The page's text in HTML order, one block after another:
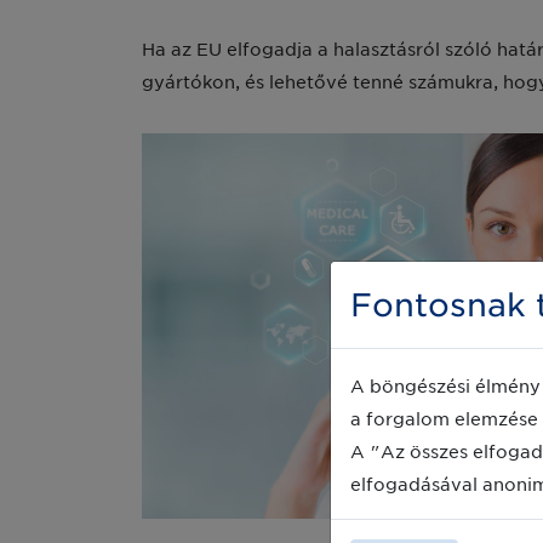
Ha az EU elfogadja a halasztásról szóló
gyártókon, és lehetővé tenné számukra,
Fontosnak
A böngészési
a forgalom
A "Az összes
elfogadásával